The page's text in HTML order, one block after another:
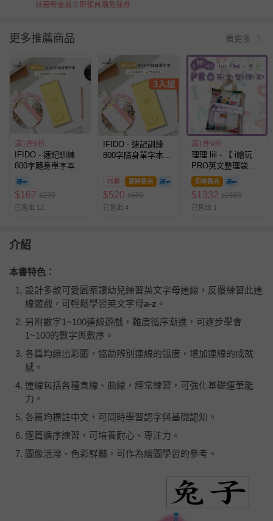
註冊新會員立即領首購免運券
更多推薦商品 看更多
滿1件9折
IFIDO - 速記訓練
800字隨身單字本
（50張/本）
$167 $230
已售出 12
IFIDO - 速記訓練
800字隨身單字本
75折 即將售完
$520 $690
已售出 4
滿1件9折
理理 liil - 【 i繪玩
PRO英文整理袋】
liil x iMAT x 咚東 品
牌聯名商品 (一組)
即將售完
$1332 $1680
已售出 1
介紹
本書特色：
設計多款可愛圖案讓幼兒練習英文字母連線，反覆練習此連
線遊戲，可輕鬆學習英文字母a-z 。
另附數字1~100連線遊戲，難度循序漸進，可逐步學會
1~100的數字與數序。
各篇均繪出彩圖，協助辨別連線的弧度，增加連線的成就
感。
連線包括各種直線、曲線，經常練習，可強化基礎運筆能
力。
各篇均標註中文，可同時學習認字與基礎認知。
逐篇循序練習，可培養耐心、專注力。
圖像活潑、色彩鮮豔，可作為繪圖學習的參考。